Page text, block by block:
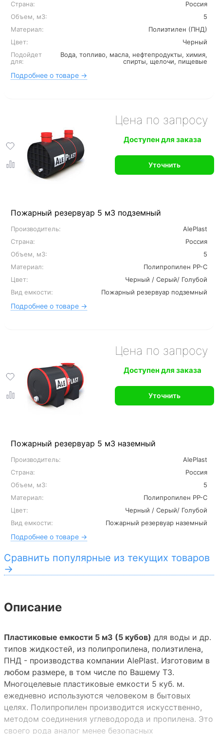
Страна:
Россия
Объем, м3:
5
Материал:
Полиэтилен (ПНД)
Цвет:
Черный
Подойдет
для:
Вода, топливо, масла, нефтепродукты, химия,
спирты, щелочи, пищевые
Подробнее о товаре →
Пожарный резервуар 5 м3 подземный
Производитель:
AlePlast
Страна:
Россия
Объем, м3:
5
Материал:
Полипропилен PP-C
Цвет:
Черный / Серый/ Голубой
Вид емкости:
Пожарный резервуар подземный
Подробнее о товаре →
Цена по запросу
Доступен для заказа
Уточнить
Пожарный резервуар 5 м3 наземный
Производитель:
AlePlast
Страна:
Россия
Объем, м3:
5
Материал:
Полипропилен PP-C
Цвет:
Черный / Серый/ Голубой
Вид емкости:
Пожарный резервуар наземный
Подробнее о товаре →
Цена по запросу
Доступен для заказа
Уточнить
Сравнить популярные из текущих товаров
→
Описание
Пластиковые емкости 5 м3 (5 кубов) для воды и др.
типов жидкостей, из полипропилена, полиэтилена,
ПНД - производства компании AlePlast. Изготовим в
любом размере, в том числе по Вашему ТЗ.
Многоцелевые пластиковые емкости 5 куб. м.
ежедневно используются человеком в бытовых
целях. Полипропилен производится искусственно,
методом соединения углеводорода и пропилена. Это
своего рода аналог менее безопасных